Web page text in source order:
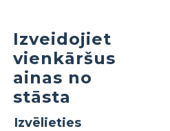
Izveidojiet
vienkāršus
ainas no
stāsta
Izvēlieties